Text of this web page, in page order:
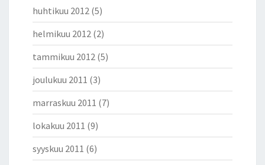
huhtikuu 2012 (5)
helmikuu 2012 (2)
tammikuu 2012 (5)
joulukuu 2011 (3)
marraskuu 2011 (7)
lokakuu 2011 (9)
syyskuu 2011 (6)